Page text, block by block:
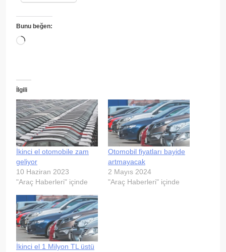
Bunu beğen:
Yükleniyor...
İlgili
İkinci el otomobile zam
geliyor
10 Haziran 2023
"Araç Haberleri" içinde
Otomobil fiyatları bayide
artmayacak
2 Mayıs 2024
"Araç Haberleri" içinde
İkinci el 1 Milyon TL üstü